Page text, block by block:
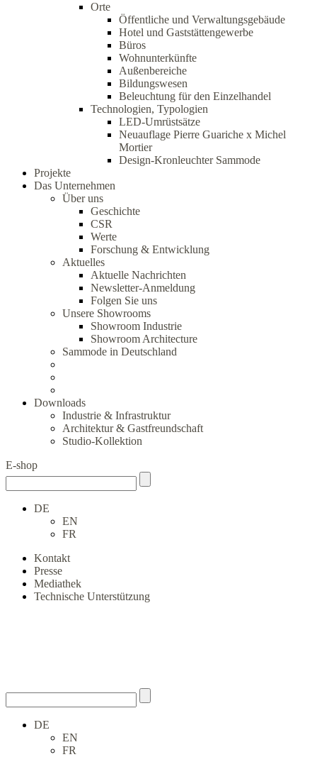
Orte
Öffentliche und Verwaltungsgebäude
Hotel und Gaststättengewerbe
Büros
Wohnunterkünfte
Außenbereiche
Bildungswesen
Beleuchtung für den Einzelhandel
Technologien, Typologien
LED-Umrüstsätze
Neuauflage Pierre Guariche x Michel
Mortier
Design-Kronleuchter Sammode
Projekte
Das Unternehmen
Über uns
Geschichte
CSR
Werte
Forschung & Entwicklung
Aktuelles
Aktuelle Nachrichten
Newsletter-Anmeldung
Folgen Sie uns
Unsere Showrooms
Showroom Industrie
Showroom Architecture
Sammode in Deutschland
Downloads
Industrie & Infrastruktur
Architektur & Gastfreundschaft
Studio-Kollektion
E-shop
DE
EN
FR
Kontakt
Presse
Mediathek
Technische Unterstützung
DE
EN
FR